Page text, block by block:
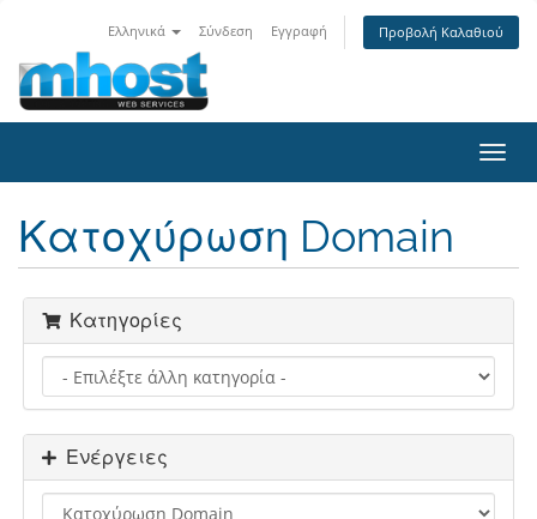
Ελληνικά Σύνδεση Εγγραφή Προβολή Καλαθιού
Κατοχύρωση Domain
Κατηγορίες
Ενέργειες